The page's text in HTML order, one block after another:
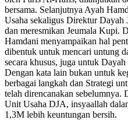
bersama. Selanjutnya Ayah
Usaha sekaligus Direktur Dayah
dan meresmikan Jeumala Kupi.
Hamdani menyampaikan hal
dibentuk untuk mencari untung
secara khusus, juga untuk
Dengan kata lain bukan untuk
berbagai langkah dan Strategi
telah direncanakan sebelumnya.
Unit Usaha DJA, insyaallah
1,3M lebih keuntungan bersih.